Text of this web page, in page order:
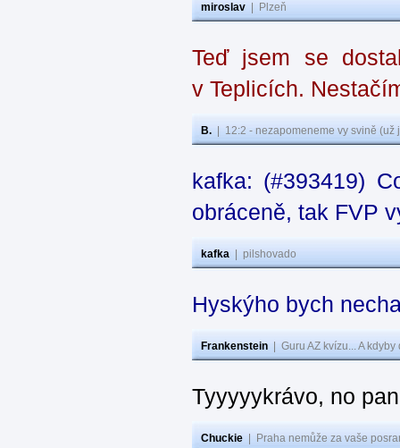
miroslav Plzeň
Teď jsem se
v Teplicích.
B. 12:2 - nezapomeneme vy svině
kafka: (#393419)
obráceně, tak FVP
kafka pilshovado
Hyskýho bych
Frankenstein Guru AZ kvízu... A
Tyyyyykrávo, no
Chuckie Praha nemůže za vaše